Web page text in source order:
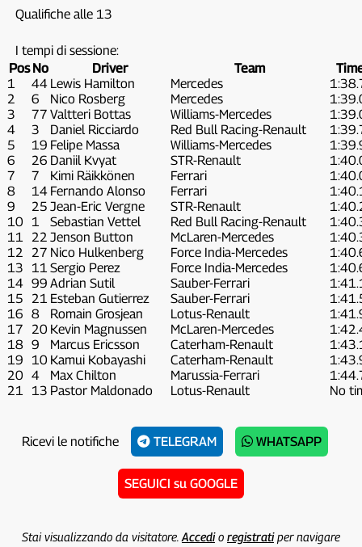
Qualifiche alle 13
I tempi di sessione:
Pos No Driver Team
1
44 Lewis Hamilton Mercedes
2
6 Nico Rosberg Mercedes
3
77 Valtteri Bottas Williams-Mercedes
4
3 Daniel Ricciardo Red Bull Racing-Renault
5
19 Felipe Massa Williams-Mercedes
6
26 Daniil Kvyat STR-Renault
7
7 Kimi Räikkönen Ferrari
8
14 Fernando Alonso Ferrari
9
25 Jean-Eric Vergne STR-Renault
10
1 Sebastian Vettel Red Bull Racing-Renault
11 22 Jenson Button McLaren-Mercedes
12 27 Nico Hulkenberg Force India-Mercedes
13
11 Sergio Perez Force India-Mercedes
14 99 Adrian Sutil Sauber-Ferrari
15 21 Esteban Gutierrez Sauber-Ferrari
16 8 Romain Grosjean Lotus-Renault
17 20 Kevin Magnussen McLaren-Mercedes
18 9 Marcus Ericsson Caterham-Renault
19
10 Kamui Kobayashi Caterham-Renault
20 4 Max Chilton Marussia-Ferrari
21
13 Pastor Maldonado Lotus-Renault No
Ricevi le notifiche TELEGRAM WHATSAPP
SEGUICI su GOOGLE
Stai visualizzando da visitatore. Accedio registratiper navigare